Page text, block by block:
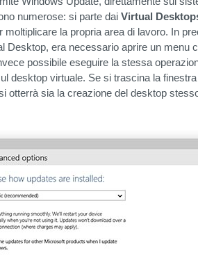
numerose: si parte dai Virtual
moltiplicare la propria area di lavoro. In
Desktop, era necessario aprire un menu
possibile eseguire la stessa
desktop virtuale. Se si trascina la
otterrà sia la creazione del desktop